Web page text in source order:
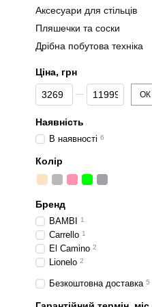
Аксесуари для стільців
Пляшечки та соски
Дрібна побутова техніка
Ціна, грн
Від Ціна, грн
До Ціна, грн ОК
Наявність
В наявності 6
Колір
Бренд
BAMBI 1
Carrello 1
El Camino 2
Lionelo 2
Безкоштовна доставка 5